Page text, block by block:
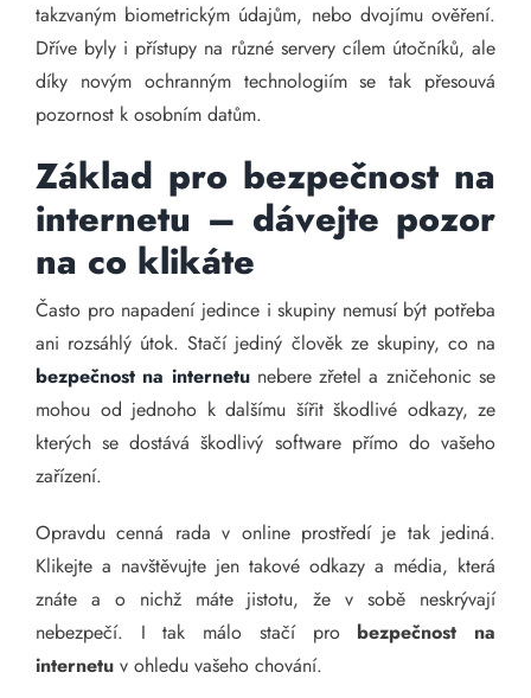
takzvaným biometrickým údajům, nebo dvojímu ověření.
Dříve byly i přístupy na různé servery cílem útočníků, ale
díky novým ochranným technologiím se tak přesouvá
pozornost k osobním datům.
Základ pro bezpečnost na
internetu – dávejte pozor
na co klikáte
Často pro napadení jedince i skupiny nemusí být potřeba
ani rozsáhlý útok. Stačí jediný člověk ze skupiny, co na
bezpečnost na internetunebere zřetel a zničehonic se
mohou od jednoho k dalšímu šířit škodlivé odkazy, ze
kterých se dostává škodlivý software přímo do vašeho
zařízení.
Opravdu cenná rada v online prostředí je tak jediná.
Klikejte a navštěvujte jen takové odkazy a média, která
znáte a o nichž máte jistotu, že v sobě neskrývají
nebezpečí. I tak málo stačí pro bezpečnost na
internetu v ohledu vašeho chování.